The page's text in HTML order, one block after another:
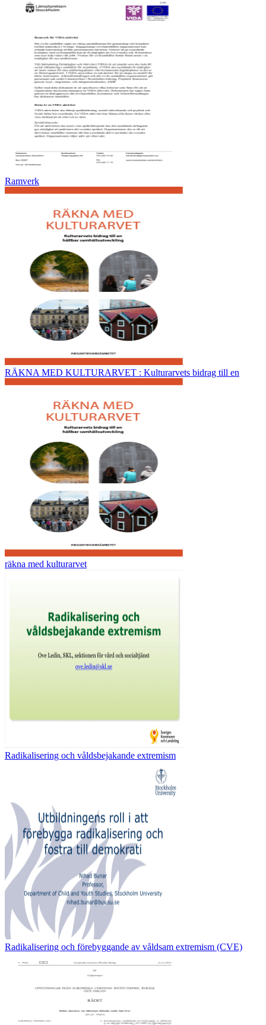
Ramverk
RÄKNA MED KULTURARVET : Kulturarvets bidrag till en
räkna med kulturarvet
Radikalisering och våldsbejakande extremism
Radikalisering och förebyggande av våldsam extremism (CVE)